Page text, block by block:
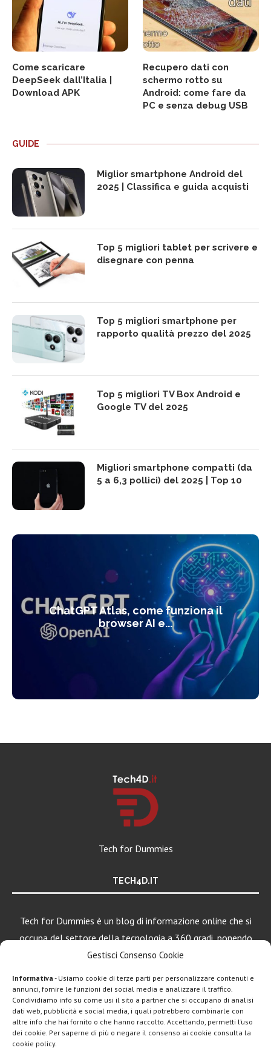
Gestisci Consenso Cookie
Informativa - Usiamo cookie di terze parti per personalizzare contenuti e
annunci, fornire le funzioni dei social media e analizzare il traffico.
Condividiamo info su come usi il sito a partner che si occupano di analisi
dati web, pubblicità e social media, i quali potrebbero combinarle con
altre info che hai fornito o che hanno raccolto. Accettando, permetti l’uso
dei cookie. Per saperne di più o negare il consenso ai cookie consulta la
cookie policy.
Come scaricare
DeepSeek dall’Italia |
Download APK
Recupero dati con
schermo rotto su
Android: come fare da
PC e senza debug USB
GUIDE
Miglior smartphone Android del
2025 | Classifica e guida acquisti
Top 5 migliori tablet per scrivere e
disegnare con penna
Top 5 migliori smartphone per
rapporto qualità prezzo del 2025
Top 5 migliori TV Box Android e
Google TV del 2025
Migliori smartphone compatti (da
5 a 6,3 pollici) del 2025 | Top 10
ChatGPT Atlas, come funziona il
browser AI e...
Tech for Dummies
TECH4D.IT
Tech for Dummies è un blog di informazione online che si
occupa del settore della tecnologia a 360 gradi, ponendo
una particolare attenzione al mondo Android, Apple e